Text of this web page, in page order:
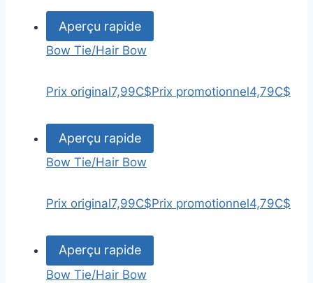
Aperçu rapide
Bow Tie/Hair Bow
Prix original7,99C$Prix promotionnel4,79C$
Aperçu rapide
Bow Tie/Hair Bow
Prix original7,99C$Prix promotionnel4,79C$
Aperçu rapide
Bow Tie/Hair Bow